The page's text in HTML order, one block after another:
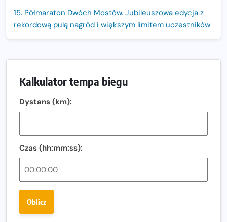
15. Półmaraton Dwóch Mostów. Jubileuszowa edycja z
rekordową pulą nagród i większym limitem uczestników
Oficjalna koszulka LOTTO 25. Poznań Maratonu!
Amazfit Balance 3: Kompleksowe narzędzie dla biegacza
Regeneracja w bieganiu. Co warto o niej wiedzieć?
Ostatnie wolne miejsca na jubileuszowy Bieg
Fabrykanta. Organizatorzy odkrywają trasę dzień po
wybiera wyzwanie trzech największych maratonów w
Kalkulator tempa biegu
Dystans (km):
Czas (hh:mm:ss):
Oblicz